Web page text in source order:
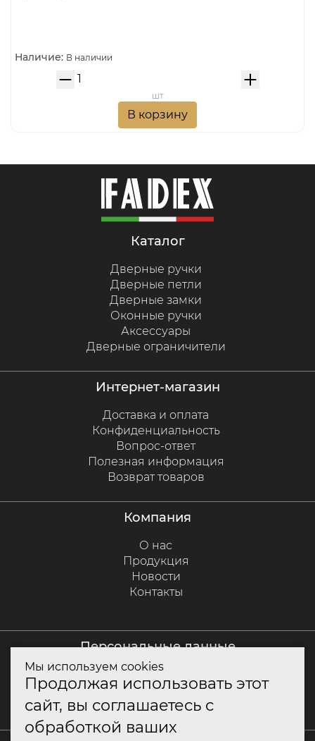
Наличие: В наличии
шт
В корзину
каталог
Дверные ручки
Дверные петли
Дверные замки
Оконные ручки
Аксессуары
Дверные ограничители
интернет-магазин
Доставка и оплата
Конфиденциальность
Вопрос-ответ
Полезная информация
Возврат товаров
компания
О нас
Продукция
Новости
Контакты
персональные данные
Политика куки
Политика конфиденциальности
Согласие на обработку персональных данных
Мы используем cookies
Продолжая использовать этот
сайт, вы соглашаетесь с
обработкой ваших